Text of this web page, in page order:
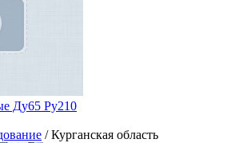
Ду65 Ру210
/ Курганская область